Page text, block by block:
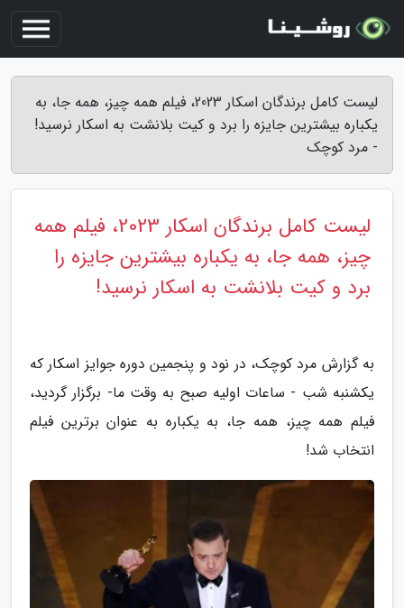
لیست کامل برندگان اسکار 2023، فیلم همه چیز، همه جا، به
یکباره بیشترین جایزه را برد و کیت بلانشت به اسکار نرسید!
- مرد کوچک
لیست کامل برندگان اسکار 2023، فیلم همه
چیز، همه جا، به یکباره بیشترین جایزه را
برد و کیت بلانشت به اسکار نرسید!
به گزارش مرد کوچک، در نود و پنجمین دوره جوایز اسکار که
یکشنبه شب - ساعات اولیه صبح به وقت ما- برگزار گردید،
فیلم همه چیز، همه جا، به یکباره به عنوان برترین فیلم
انتخاب شد!